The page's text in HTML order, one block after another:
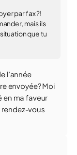
par fax ?!
mais ils
que tu
l’année
envoyée? Moi
en ma faveur
rendez-vous